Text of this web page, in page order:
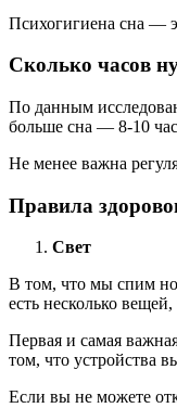
Психогигиена сна —
Сколько часов
По данным
больше сна — 8-10
Не менее важна
Правила
Свет
В том, что мы спим
есть несколько
Первая и самая
том, что устройства
Если вы не можете